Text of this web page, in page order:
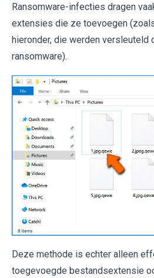
Ransomware-infecties dragen
extensies die ze toevoegen
hieronder, die werden versleuteld
ransomware).
Deze methode is echter alleen
toegevoegde bestandsextensie